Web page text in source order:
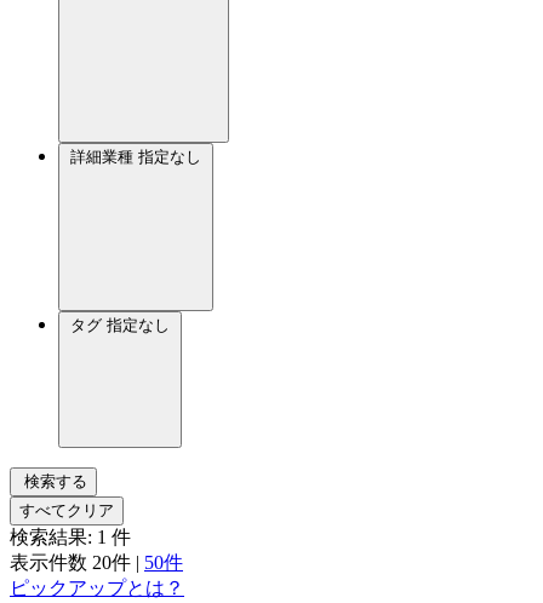
詳細業種 指定なし
タグ 指定なし
検索する
すべてクリア
検索結果: 1 件
表示件数 20件 | 50件
ピックアップとは？